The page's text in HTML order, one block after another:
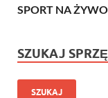
SPORT NA
SZUKAJ
SZUKAJ